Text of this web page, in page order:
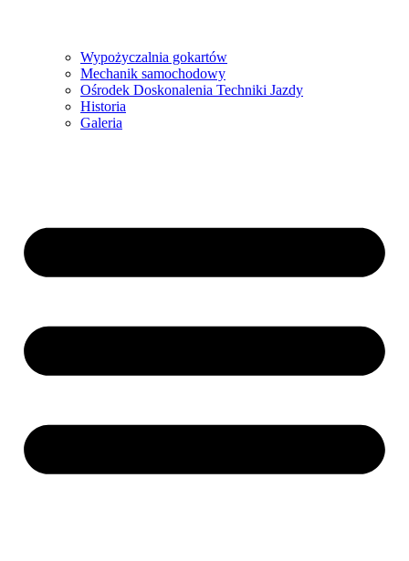
Wypożyczalnia gokartów
Mechanik samochodowy
Ośrodek Doskonalenia Techniki Jazdy
Historia
Galeria